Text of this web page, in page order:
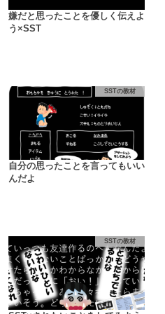
嫌だと思ったことを優しく伝えよ
う×SST
SSTの教材
自分の思ったことを言ってもいい
んだよ
SSTの教材